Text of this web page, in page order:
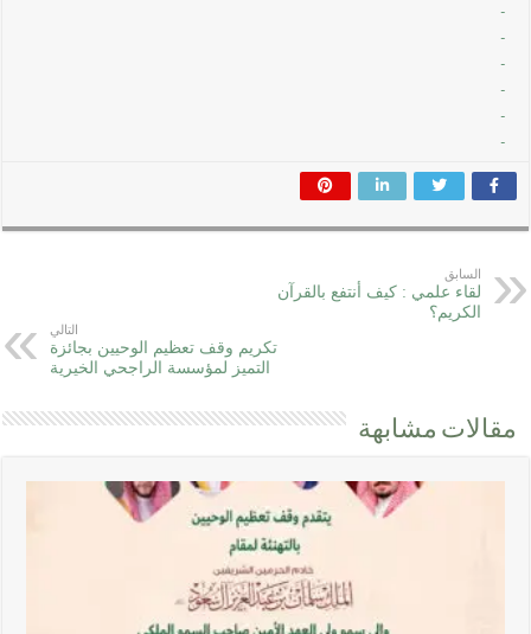
السابق
لقاء علمي : كيف أنتفع بالقرآن
الكريم؟
التالي
تكريم وقف تعظيم الوحيين بجائزة
التميز لمؤسسة الراجحي الخيرية
مقالات مشابهة